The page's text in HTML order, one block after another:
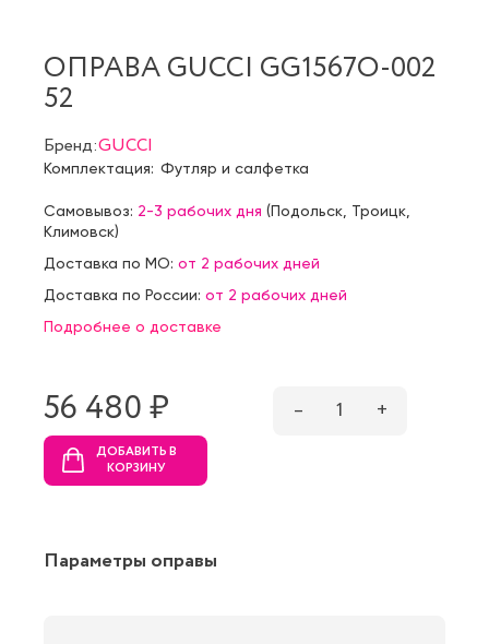
ОПРАВА GUCCI GG1567O-002
52
Бренд:GUCCI
Комплектация: Футляр и салфетка
Самовывоз: 2-3 рабочих дня (Подольск Троицк
Климовск)
Доставка по МО: от 2 рабочих дней
Доставка по России: от 2 рабочих дней
Подробнее о доставке
56 480 ₷ – 1 +
ДОБАВИТЬ В
КОРЗИНУ
Параметры оправы